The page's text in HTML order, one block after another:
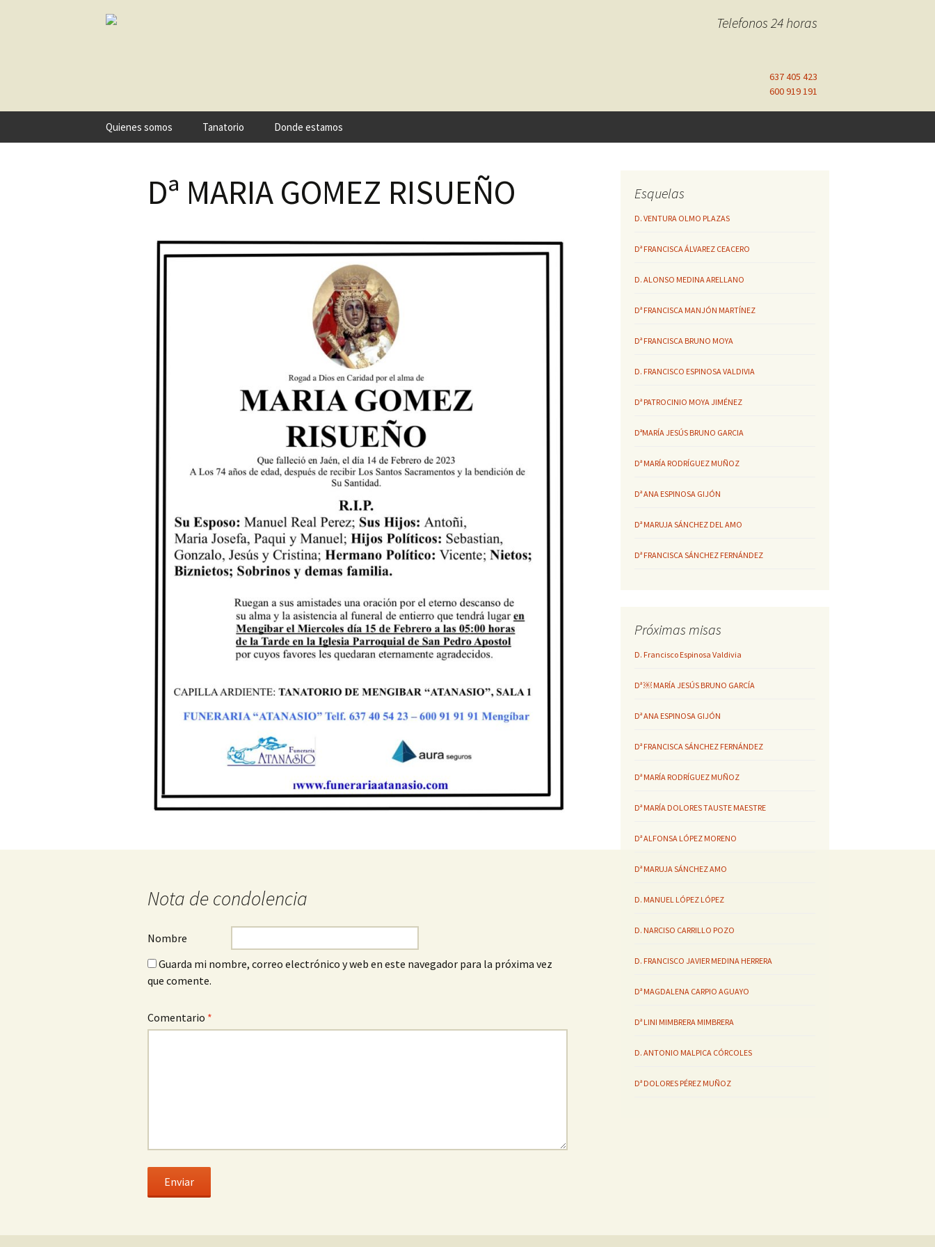
Telefonos 24 horas
637 405 423
600 919 191
Quienes somos Tanatorio Donde estamos
Dª MARIA GOMEZ RISUEÑO
Nota de condolencia
Nombre
Guarda mi nombre, correo electrónico y web en este navegador para la próxima vez
que comente.
Comentario *
Esquelas
D. VENTURA OLMO PLAZAS
Dª FRANCISCA ÁLVAREZ CEACERO
D. ALONSO MEDINA ARELLANO
Dª FRANCISCA MANJÓN MARTÍNEZ
Dª FRANCISCA BRUNO MOYA
D. FRANCISCO ESPINOSA VALDIVIA
Dª PATROCINIO MOYA JIMÉNEZ
DªMARÍA JESÚS BRUNO GARCIA
Dª MARÍA RODRÍGUEZ MUÑOZ
Dª ANA ESPINOSA GIJÓN
Dª MARUJA SÁNCHEZ DEL AMO
Dª FRANCISCA SÁNCHEZ FERNÁNDEZ
Próximas misas
D. Francisco Espinosa Valdivia
Dª ￼ MARÍA JESÚS BRUNO GARCÍA
Dª ANA ESPINOSA GIJÓN
Dª FRANCISCA SÁNCHEZ FERNÁNDEZ
Dª MARÍA RODRÍGUEZ MUÑOZ
Dª MARÍA DOLORES TAUSTE MAESTRE
Dª ALFONSA LÓPEZ MORENO
Dª MARUJA SÁNCHEZ AMO
D. MANUEL LÓPEZ LÓPEZ
D. NARCISO CARRILLO POZO
D. FRANCISCO JAVIER MEDINA HERRERA
Dª MAGDALENA CARPIO AGUAYO
Dª LINI MIMBRERA MIMBRERA
D. ANTONIO MALPICA CÓRCOLES
Dª DOLORES PÉREZ MUÑOZ